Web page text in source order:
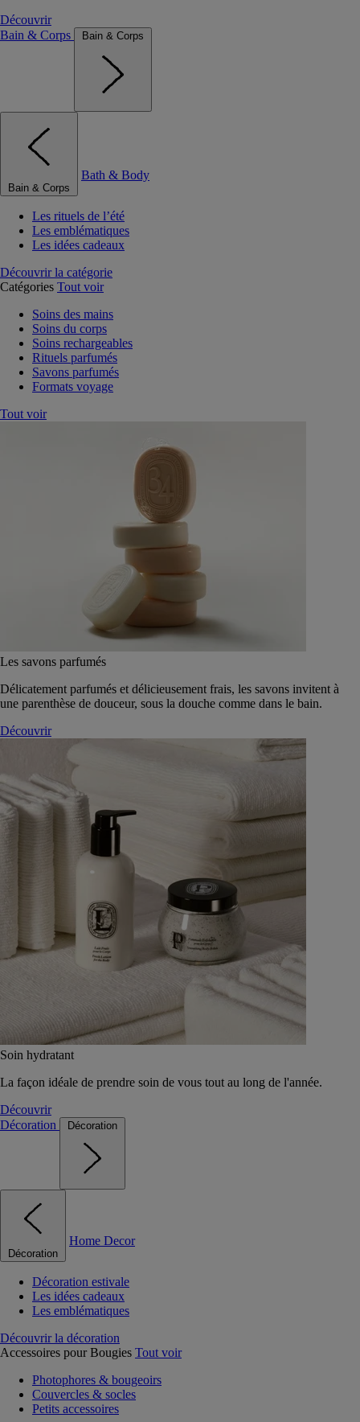
Découvrir
Bain & Corps
Bain & Corps
Bain & Corps
Bath & Body
Les rituels de l’été
Les emblématiques
Les idées cadeaux
Découvrir la catégorie
Catégories Tout voir
Soins des mains
Soins du corps
Soins rechargeables
Rituels parfumés
Savons parfumés
Formats voyage
Tout voir
Les savons parfumés
Délicatement parfumés et délicieusement frais, les savons invitent à
une parenthèse de douceur, sous la douche comme dans le bain.
Découvrir
Soin hydratant
La façon idéale de prendre soin de vous tout au long de l'année.
Découvrir
Décoration
Décoration
Décoration
Home Decor
Décoration estivale
Les idées cadeaux
Les emblématiques
Découvrir la décoration
Accessoires pour Bougies Tout voir
Photophores & bougeoirs
Couvercles & socles
Petits accessoires